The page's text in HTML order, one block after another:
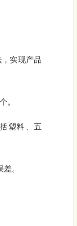
实现产品
。
塑料、五
。